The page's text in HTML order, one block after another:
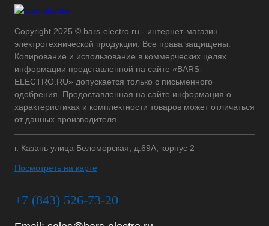
Copyright 2025 © bars-electro.ru - интернет-магазин
электротехнической продукции. Все права защищены.
Копирование и использование в коммерческих целях
информации представленной на сайте «BARS-
ELECTRO.RU» допускается только с письменного
одобрения. Предоставленная на сайте информация о
характеристиках и комплектности товаров может отличаться
от данных производителя
г. Казань улица Беломорская, д.69А, корпус 2
Посмотреть на карте
+7 (843) 526-73-20